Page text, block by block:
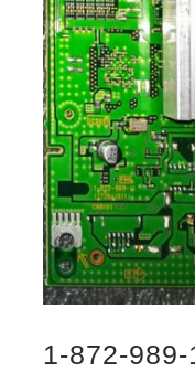
1-872-989-